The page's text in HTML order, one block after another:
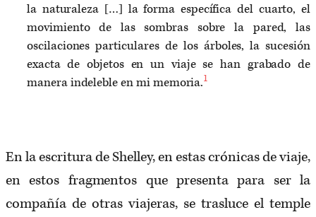
la naturaleza […] la forma específica del cuarto, el
movimiento de las sombras sobre la pared, las
oscilaciones particulares de los árboles, la sucesión
exacta de objetos en un viaje se han grabado de
manera indeleble en mi memoria.1
En la escritura de Shelley, en estas crónicas de viaje,
en estos fragmentos que presenta para ser la
compañía de otras viajeras, se trasluce el temple